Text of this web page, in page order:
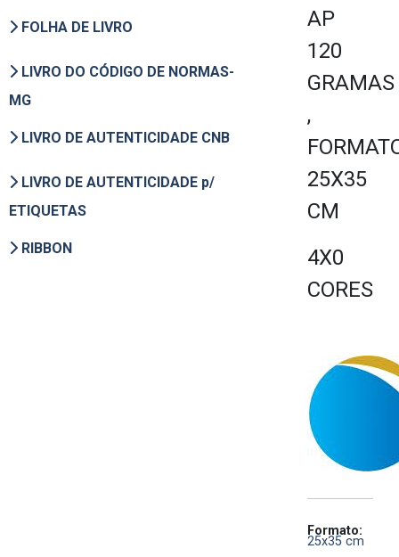
FOLHA DE LIVRO
LIVRO DO CÓDIGO DE NORMAS-
MG
LIVRO DE AUTENTICIDADE CNB
LIVRO DE AUTENTICIDADE p/
ETIQUETAS
RIBBON
AP
120
GRAMAS
,
25X35
CM
4X0
CORES
Formato:
25x35 cm